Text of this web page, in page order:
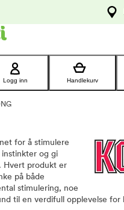
Logg inn Handlekurv
for å stimulere
og gi
Hvert produkt er
på både
stimulering, noe
til en verdifull opplevelse